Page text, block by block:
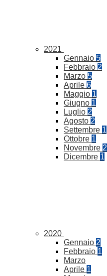
2021
Gennaio 5
Febbraio 2
Marzo 5
Aprile 6
Maggio 1
Giugno 1
Luglio 2
Agosto 2
Settembre 1
Ottobre 1
Novembre 2
Dicembre 1
2020
Gennaio 2
Febbraio 1
Marzo
Aprile 1